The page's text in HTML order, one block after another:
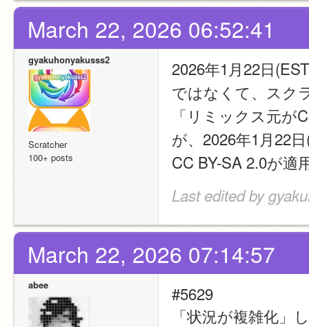
March 22, 2026 06:52:41
gyakuhonyakusss2
Scratcher
100+ posts
2026年1月22日
ではなくて、スク
「リミックス元
が、2026年1月22
CC BY-SA 2.0が適
Last edited by
March 22, 2026 07:14:57
abee
#5629
「状況が複雑化」